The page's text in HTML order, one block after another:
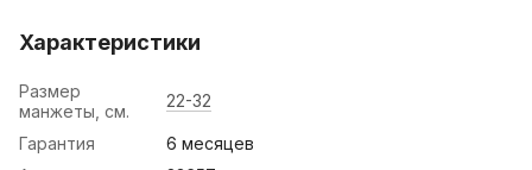
Характеристики
Размер
манжеты, см.
22-32
Гарантия
6 месяцев